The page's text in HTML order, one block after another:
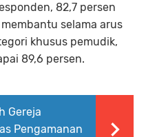
82,7 persen
selama arus
khusus pemudik,
89,6 persen.
Gereja
Pengamanan